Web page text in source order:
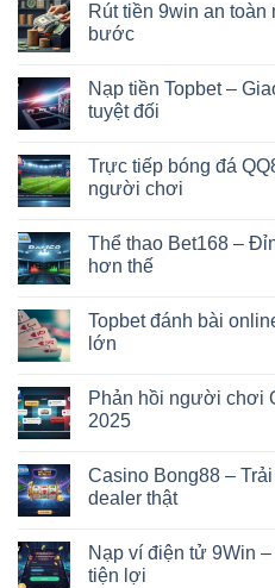
Rút tiền 9win an
bước
Nạp tiền Topbet –
tuyệt đối
Trực tiếp bóng đá
người chơi
Thể thao Bet168 –
hơn thế
Topbet đánh bài
lớn
Phản hồi người chơi
2025
Casino Bong88 –
dealer thật
Nạp ví điện tử 9Win
tiện lợi